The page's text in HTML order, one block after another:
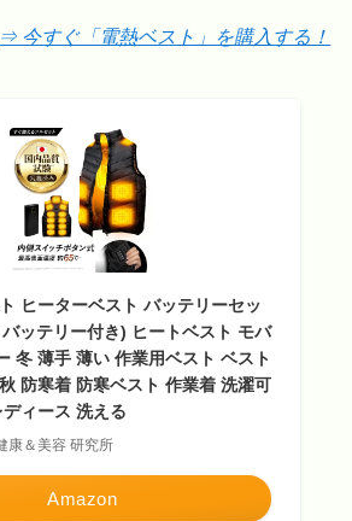
⇒ 今すぐ「電熱ベスト」を購入する！
ヒーターベスト バッテリーセッ
ッテリー付き) ヒートベスト モバ
冬 薄手 薄い 作業用ベスト ベスト
防寒着 防寒ベスト 作業着 洗濯可
ィース 洗える
康＆美容 研究所
Amazon